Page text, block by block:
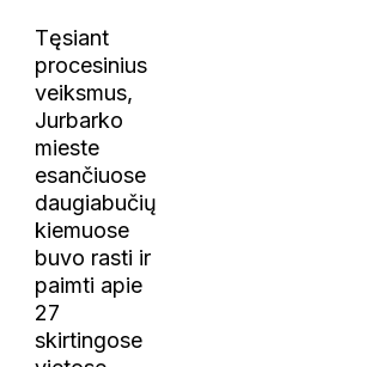
Tęsiant
procesinius
veiksmus,
Jurbarko
mieste
esančiuose
daugiabučių
kiemuose
buvo rasti ir
paimti apie
27
skirtingose